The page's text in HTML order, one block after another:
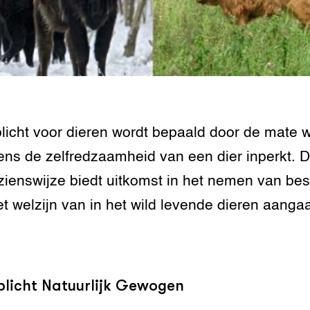
dierenwelzijn: het
omgaan met de
in de
voor dieren wordt bepaald door de mate
de zelfredzaamheid van een dier inperkt.
biedt uitkomst in het nemen van
welzijn van in het wild levende dieren
Natuurlijk Gewogen